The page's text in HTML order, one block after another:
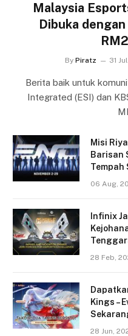
Malaysia
Dibuka
By Piratz 31
Berita baik untuk
Integrated (ESI) dan
Misi
Barisan
Tempah
06 Aug,
Infinix
28 Feb,
Kings –
28 Jun,